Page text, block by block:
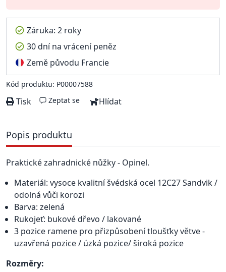
Záruka: 2 roky
30 dní na vrácení peněz
Země původu Francie
Kód produktu: P00007588
Tisk Zeptat se Hlídat
Popis produktu
Praktické zahradnické nůžky - Opinel.
Materiál: vysoce kvalitní švédská ocel 12C27 Sandvik /
odolná vůči korozi
Barva: zelená
Rukojeť: bukové dřevo / lakované
3 pozice ramene pro přizpůsobení tloušťky větve -
uzavřená pozice / úzká pozice/ široká pozice
Rozměry: